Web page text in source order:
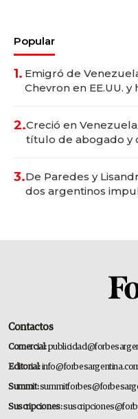
Popular
1. Emigró de
Chevron en EE.UU.
2.Creció en
título de abogado y
3.De Paredes y
dos argentinos
Contactos
Comercial:
Editorial:
Summit:
Suscripciones: